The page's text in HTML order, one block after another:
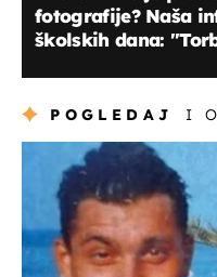
fotografije? Naša
školskih dana:
POGLEDAJ I